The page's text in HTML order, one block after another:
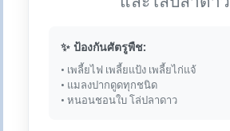
✨ ป้องกันศัตรูพืช:
• เพลี้ยไฟ เพลี้ยแป้ง เพลี้ยไก่แจ้
• แมลงปากดูดทุกชนิด
• หนอนชอนใบ โล่ปลาดาว